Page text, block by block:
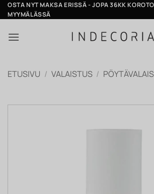
Skip
to
OSTA NYT MAKSA ERISSÄ - JOPA 36KK
MYYMÄLÄSSÄ
ETUSIVU / VALAISTUS /